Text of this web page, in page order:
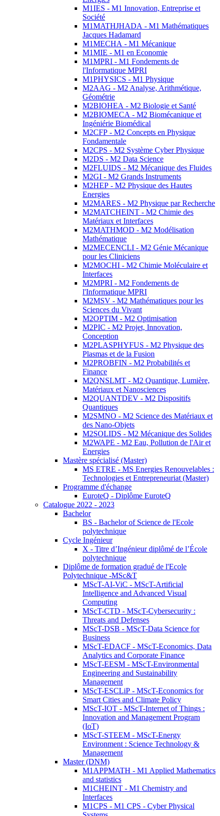
M1IES - M1 Innovation, Entreprise et
Société
M1MATHJHADA - M1 Mathématiques
Jacques Hadamard
M1MECHA - M1 Mécanique
M1MIE - M1 en Economie
M1MPRI - M1 Fondements de
l'Informatique MPRI
M1PHYSICS - M1 Physique
M2AAG - M2 Analyse, Arithmétique,
Géométrie
M2BIOHEA - M2 Biologie et Santé
M2BIOMECA - M2 Biomécanique et
Ingéniérie Biomédical
M2CFP - M2 Concepts en Physique
Fondamentale
M2CPS - M2 Système Cyber Physique
M2DS - M2 Data Science
M2FLUIDS - M2 Mécanique des Fluides
M2GI - M2 Grands Instruments
M2HEP - M2 Physique des Hautes
Energies
M2MARES - M2 Physique par Recherche
M2MATCHEINT - M2 Chimie des
Matériaux et Interfaces
M2MATHMOD - M2 Modélisation
Mathématique
M2MECENCLI - M2 Génie Mécanique
pour les Cliniciens
M2MOCHI - M2 Chimie Moléculaire et
Interfaces
M2MPRI - M2 Fondements de
l'Informatique MPRI
M2MSV - M2 Mathématiques pour les
Sciences du Vivant
M2OPTIM - M2 Optimisation
M2PIC - M2 Projet, Innovation,
Conception
M2PLASPHYFUS - M2 Physique des
Plasmas et de la Fusion
M2PROBFIN - M2 Probabilités et
Finance
M2QNSLMT - M2 Quantique, Lumière,
Matériaux et Nanosciences
M2QUANTDEV - M2 Dispositifs
Quantiques
M2SMNO - M2 Science des Matériaux et
des Nano-Objets
M2SOLIDS - M2 Mécanique des Solides
M2WAPE - M2 Eau, Pollution de l'Air et
Energies
Mastère spécialisé (Master)
MS ETRE - MS Energies Renouvelables :
Technologies et Entrepreneuriat (Master)
Programme d'échange
EuroteQ - Diplôme EuroteQ
Catalogue 2022 - 2023
Bachelor
BS - Bachelor of Science de l'Ecole
polytechnique
Cycle Ingénieur
X - Titre d’Ingénieur diplômé de l’École
polytechnique
Diplôme de formation gradué de l'Ecole
Polytechnique -MSc&T
MScT-AI-ViC - MScT-Artificial
Intelligence and Advanced Visual
Computing
MScT-CTD - MScT-Cybersecurity :
Threats and Defenses
MScT-DSB - MScT-Data Science for
Business
MScT-EDACF - MScT-Economics, Data
Analytics and Corporate Finance
MScT-EESM - MScT-Environmental
Engineering and Sustainability
Management
MScT-ESCLiP - MScT-Economics for
Smart Cities and Climate Policy
MScT-IOT - MScT-Internet of Things :
Innovation and Management Program
(IoT)
MScT-STEEM - MScT-Energy
Environment : Science Technology &
Management
Master (DNM)
M1APPMATH - M1 Applied Mathematics
and statistics
M1CHEINT - M1 Chemistry and
Interfaces
M1CPS - M1 CPS - Cyber Physical